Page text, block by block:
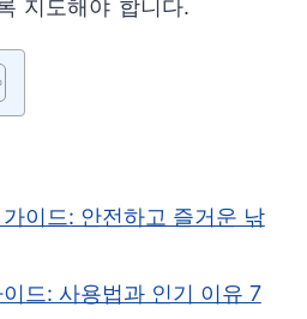
지도해야 합니다.
이드: 안전하고 즐거운 낚
드: 사용법과 인기 이유 7